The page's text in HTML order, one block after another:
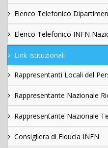
Elenco Telefonico
Elenco Telefonico INFN
Link Istituzionali
Rappresentanti Locali del
Rappresentante Nazionale
Rappresentante Nazionale
Consigliera di Fiducia INFN